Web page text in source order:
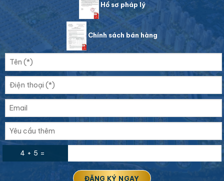
Hồ sơ pháp lý
Chính sách bán hàng
4 + 5 =